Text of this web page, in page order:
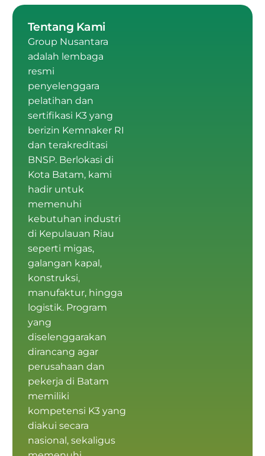
Tentang Kami
Group Nusantara
adalah lembaga
resmi
penyelenggara
pelatihan dan
sertifikasi K3 yang
berizin Kemnaker RI
dan terakreditasi
BNSP. Berlokasi di
Kota Batam, kami
hadir untuk
memenuhi
kebutuhan industri
di Kepulauan Riau
seperti migas,
galangan kapal,
konstruksi,
manufaktur, hingga
logistik. Program
yang
diselenggarakan
dirancang agar
perusahaan dan
pekerja di Batam
memiliki
kompetensi K3 yang
diakui secara
nasional, sekaligus